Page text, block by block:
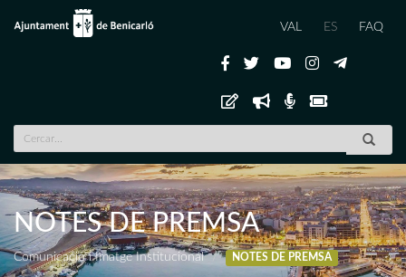
VAL ES FAQ
NOTES DE PREMSA
Comunicació i Imatge Institucional NOTES DE PREMSA